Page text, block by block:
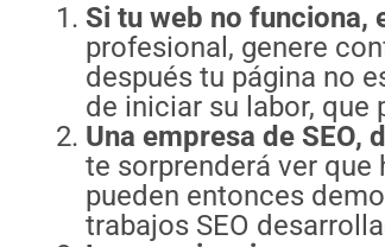
Si tu web no funciona,
profesional, genere
después tu página no
de iniciar su labor,
Una empresa de SEO,
te sorprenderá ver que
pueden entonces
trabajos SEO